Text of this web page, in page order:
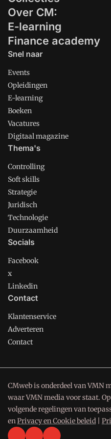
Over CM:
E-learning
Finance academy
Snel naar
Events
Opleidingen
E-learning
Boeken
Vacatures
Digitaal magazine
Thema's
Controlling
Soft skills
Strategie
Juridisch
Technologie
Duurzaamheid
Socials
Facebook
x
Linkedin
Contact
Klantenservice
Adverteren
Contact
CMweb is onderdeel van VMN
waar VMN media voor staat.
volgende regelingen van
enPrivacy en Cookie beleid